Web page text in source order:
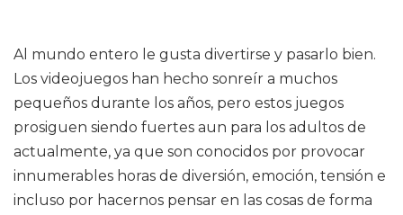
Al mundo entero le gusta divertirse y pasarlo bien.
Los videojuegos han hecho sonreír a muchos
pequeños durante los años, pero estos juegos
prosiguen siendo fuertes aun para los adultos de
actualmente, ya que son conocidos por provocar
innumerables horas de diversión, emoción, tensión e
incluso por hacernos pensar en las cosas de forma